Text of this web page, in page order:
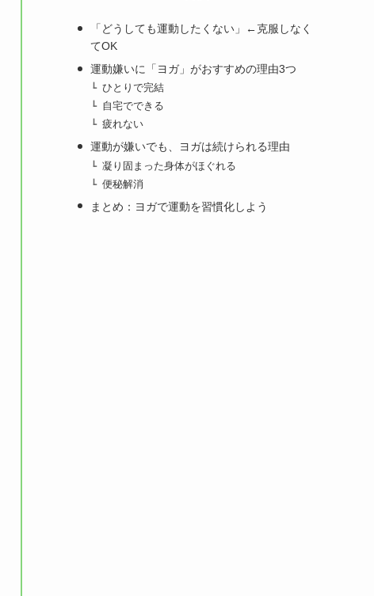
「どうしても運動したくない」←克服しなく
てOK
運動嫌いに「ヨガ」がおすすめの理由3つ
ひとりで完結
自宅でできる
疲れない
運動が嫌いでも、ヨガは続けられる理由
凝り固まった身体がほぐれる
便秘解消
まとめ：ヨガで運動を習慣化しよう